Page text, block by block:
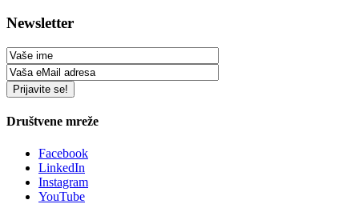
Newsletter
Društvene mreže
Facebook
LinkedIn
Instagram
YouTube